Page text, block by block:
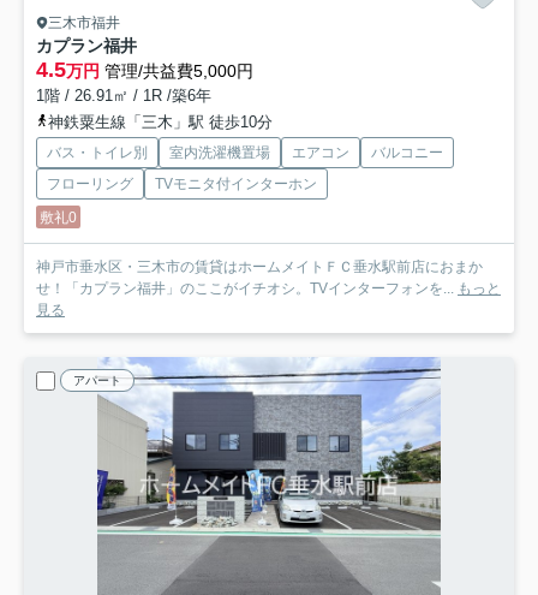
三木市福井
カプラン福井
4.5万円 管理/共益費5,000円
1階 / 26.91㎡ / 1R /築6年
神鉄粟生線「三木」駅 徒歩10分
バス・トイレ別 室内洗濯機置場 エアコン
バルコニー
フローリング
TVモニタ付インターホン
敷礼0
神戸市垂水区・三木市の賃貸はホームメイトＦＣ垂水駅前店におまか
せ！「カプラン福井」のここがイチオシ。TVインターフォンを... もっと
見る
アパート